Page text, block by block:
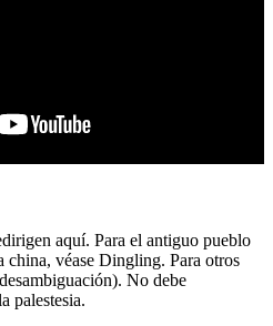
aquí. Para el antiguo pueblo
china, véase Dingling. Para otros
No debe
palestesia.